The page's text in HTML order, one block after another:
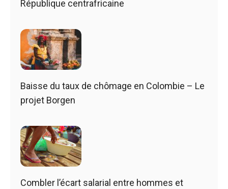
République centrafricaine
Baisse du taux de chômage en Colombie – Le
projet Borgen
Combler l’écart salarial entre hommes et